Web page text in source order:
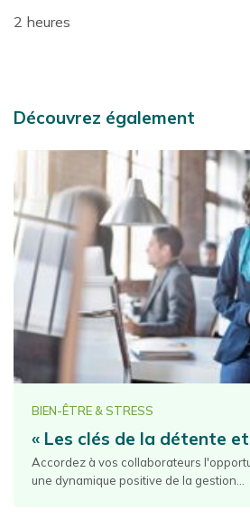
2 heures
Découvrez également
BIEN-ÊTRE & STRESS
« Les clés de la détente
Accordez à vos collaborateurs
une dynamique positive de la gestion...